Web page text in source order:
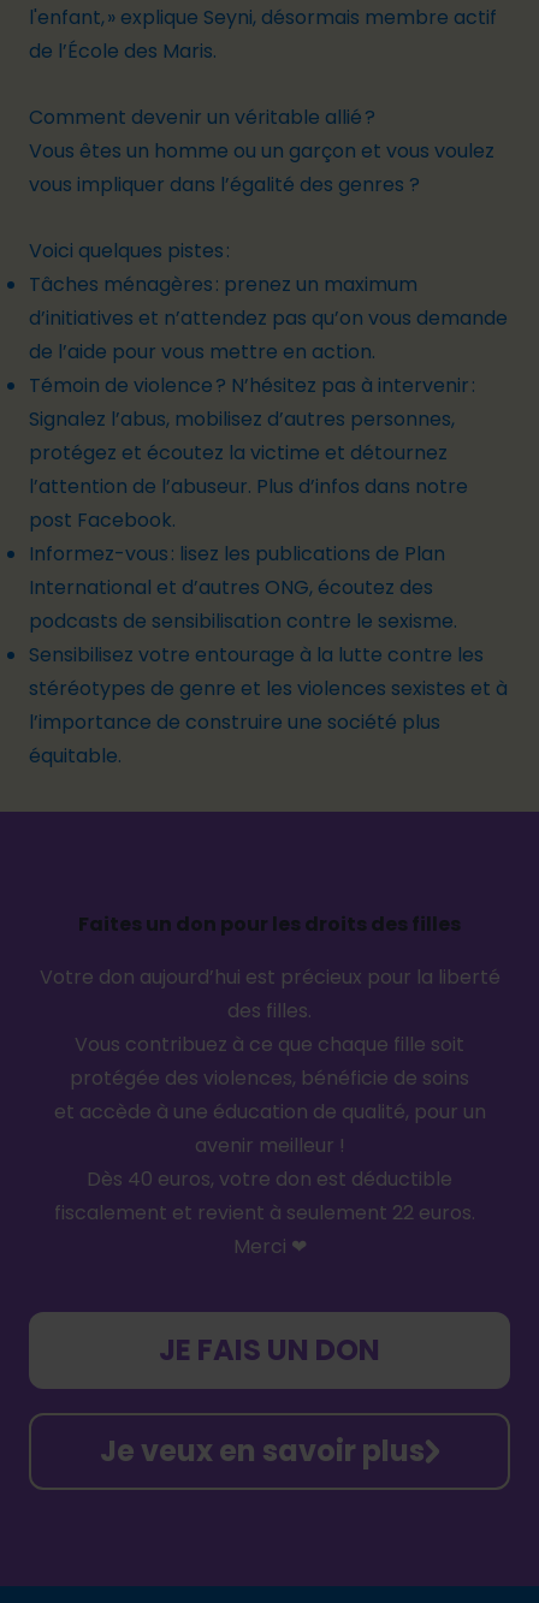
l'enfant, » explique Seyni, désormais membre actif
de l’École des Maris.
Comment devenir un véritable allié ?
Vous êtes un homme ou un garçon et vous voulez
vous impliquer dans l’égalité des genres ?
Voici quelques pistes :
Tâches ménagères : prenez un maximum
d’initiatives et n’attendez pas qu’on vous demande
de l’aide pour vous mettre en action.
Témoin de violence ? N’hésitez pas à intervenir :
Signalez l’abus, mobilisez d’autres personnes,
protégez et écoutez la victime et détournez
l’attention de l’abuseur. Plus d’infos dans notre
post Facebook.
Informez-vous : lisez les publications de Plan
International et d’autres ONG, écoutez des
podcasts de sensibilisation contre le sexisme.
Sensibilisez votre entourage à la lutte contre les
stéréotypes de genre et les violences sexistes et à
l’importance de construire une société plus
équitable.
Faites un don pour les droits des filles
Votre don aujourd’hui est précieux pour la liberté
des filles.
Vous contribuez à ce que chaque fille soit
protégée des violences, bénéficie de soins
et accède à une éducation de qualité, pour un
avenir meilleur !
Dès 40 euros, votre don est déductible
fiscalement et revient à seulement 22 euros.
Merci ❤
JE FAIS UN DON
Je veux en savoir plus